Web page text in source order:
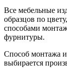
Все мебельные
образцов по
способами
фурнитуры.
Способ монтажа
выбирается